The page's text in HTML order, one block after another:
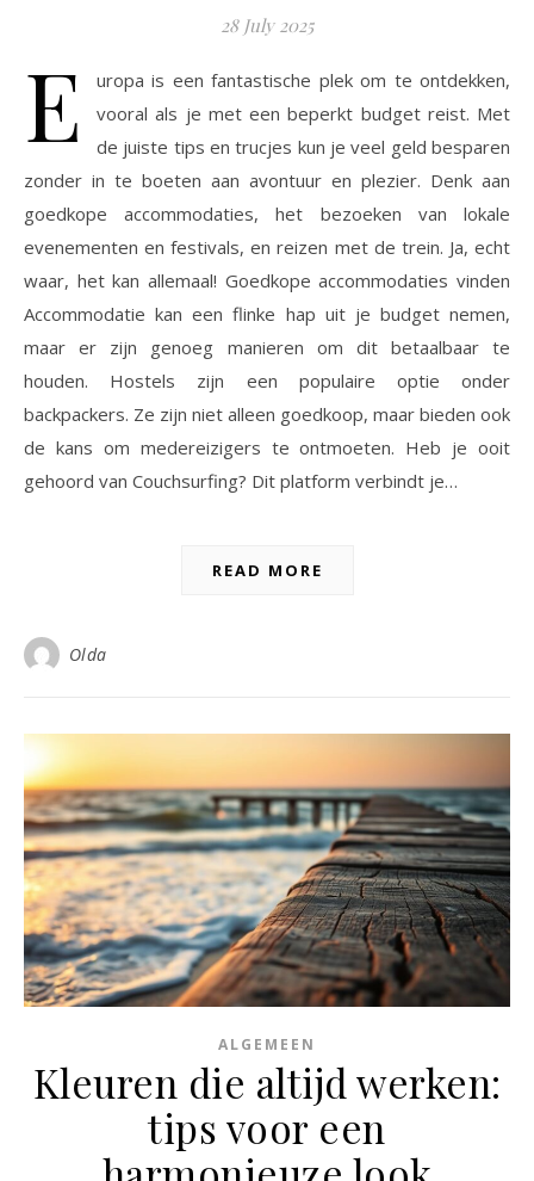
28 July 2025
E
uropa is een fantastische plek om te ontdekken,
vooral als je met een beperkt budget reist. Met
de juiste tips en trucjes kun je veel geld besparen
zonder in te boeten aan avontuur en plezier. Denk aan
goedkope accommodaties, het bezoeken van lokale
evenementen en festivals, en reizen met de trein. Ja, echt
waar, het kan allemaal! Goedkope accommodaties vinden
Accommodatie kan een flinke hap uit je budget nemen,
maar er zijn genoeg manieren om dit betaalbaar te
houden. Hostels zijn een populaire optie onder
backpackers. Ze zijn niet alleen goedkoop, maar bieden ook
de kans om medereizigers te ontmoeten. Heb je ooit
gehoord van Couchsurfing? Dit platform verbindt je…
READ MORE
Olda
ALGEMEEN
Kleuren die altijd werken:
tips voor een